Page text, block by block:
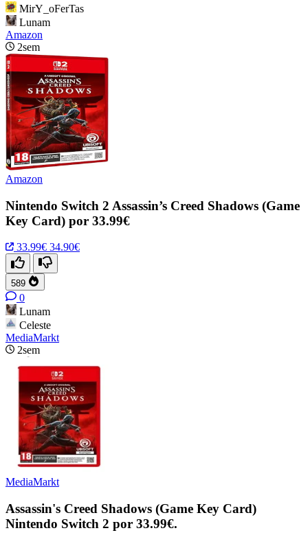
MirY_oFerTas
Lunam
Amazon
2sem
Amazon
Nintendo Switch 2 Assassin’s Creed Shadows (Game
Key Card) por 33.99€
33.99€ 34.90€
589
0
Lunam
Celeste
MediaMarkt
2sem
MediaMarkt
Assassin's Creed Shadows (Game Key Card)
Nintendo Switch 2 por 33.99€.